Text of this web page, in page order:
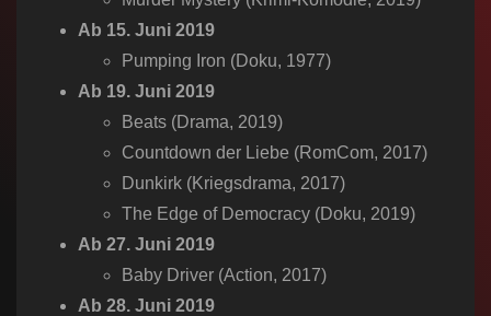
Ab 15. Juni 2019
Pumping Iron (Doku, 1977)
Ab 19. Juni 2019
Beats (Drama, 2019)
Countdown der Liebe (RomCom, 2017)
Dunkirk (Kriegsdrama, 2017)
The Edge of Democracy (Doku, 2019)
Ab 27. Juni 2019
Baby Driver (Action, 2017)
Ab 28. Juni 2019